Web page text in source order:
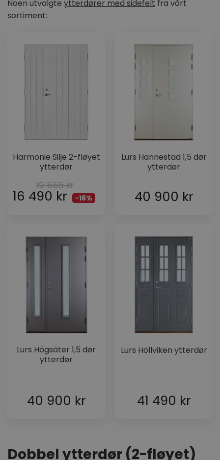
Noen utvalgte ytterdører med sidefelt fra vårt
sortiment:
Harmonie Silje 2-fløyet
ytterdør
19 556kr
16 490 kr -16%
Lurs Hannestad 1,5 dør
ytterdør
40 900 kr
Lurs Högsäter 1,5 dør
ytterdør
40 900 kr
Lurs Höllviken ytterdør
41 490 kr
Dobbel ytterdør (2-fløyet)